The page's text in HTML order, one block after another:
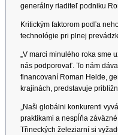
generálny riaditeľ podniku
Kritickým faktorom podľa
technológie pri plnej
„V marci minulého roka sme
nás podporovať. To nám
financovaní Roman Heide,
krajinách, predstavuje
„Naši globálni konkurenti
praktikami a nespĺňa
Třineckých železiarní si